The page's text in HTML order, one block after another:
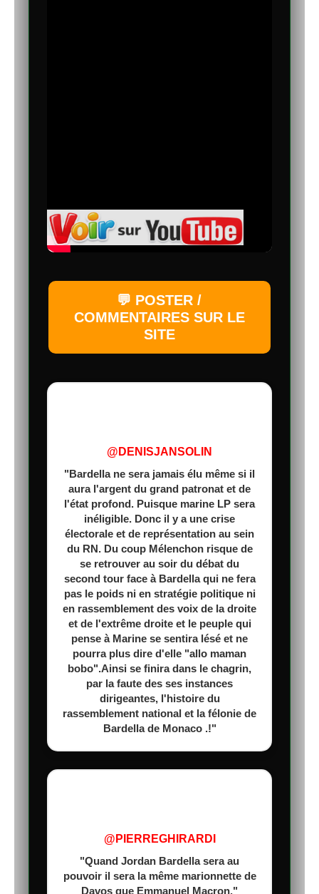
💬 POSTER /
COMMENTAIRES SUR LE
SITE
@DENISJANSOLIN
"Bardella ne sera jamais élu même si il
aura l'argent du grand patronat et de
l'état profond. Puisque marine LP sera
inéligible. Donc il y a une crise
électorale et de représentation au sein
du RN. Du coup Mélenchon risque de
se retrouver au soir du débat du
second tour face à Bardella qui ne fera
pas le poids ni en stratégie politique ni
en rassemblement des voix de la droite
et de l'extrême droite et le peuple qui
pense à Marine se sentira lésé et ne
pourra plus dire d'elle "allo maman
bobo".Ainsi se finira dans le chagrin,
par la faute des ses instances
dirigeantes, l'histoire du
rassemblement national et la félonie de
Bardella de Monaco .!"
@PIERREGHIRARDI
"Quand Jordan Bardella sera au
pouvoir il sera la même marionnette de
Davos que Emmanuel Macron."